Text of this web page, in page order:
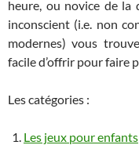
heure, ou novice de la
inconscient (i.e. non
modernes) vous
facile d’offrir pour faire
Les catégories :
Les jeux pour enfants